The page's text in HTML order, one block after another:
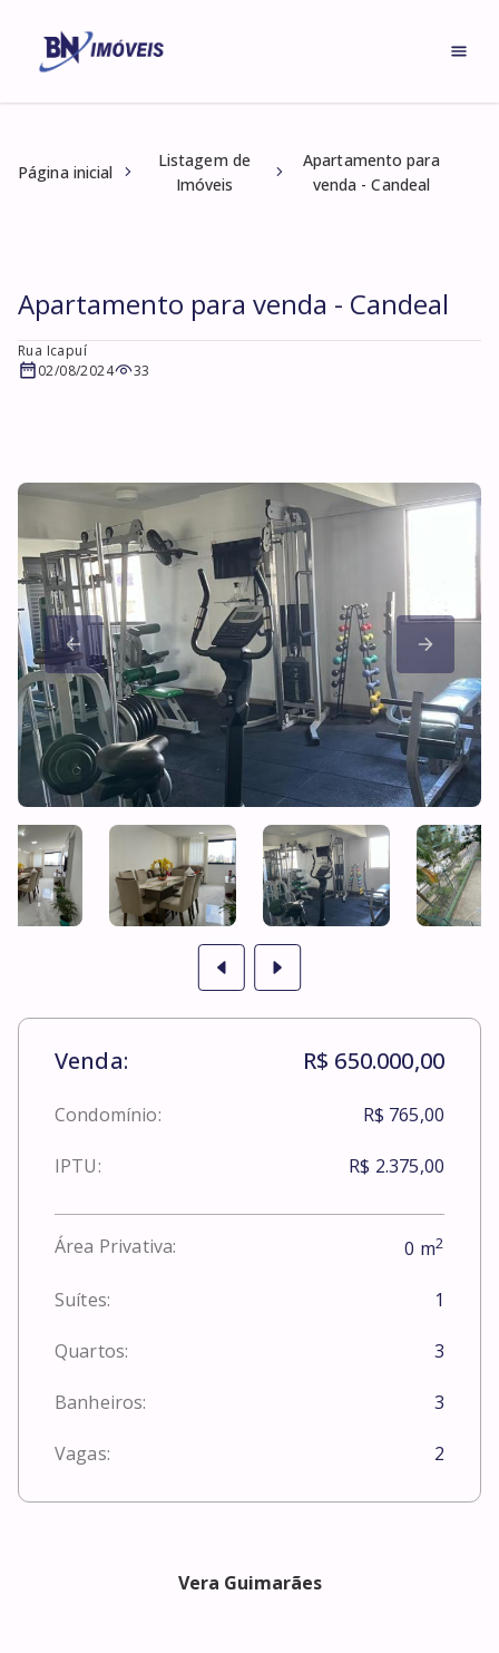
Página inicial
Listagem de
Imóveis
Apartamento para
venda - Candeal
Apartamento para venda - Candeal
Rua Icapuí
02/08/2024
33
Venda: R$ 650.000,00
Condomínio: R$ 765,00
IPTU: R$ 2.375,00
Área Privativa: 0 m2
Suítes: 1
Quartos: 3
Banheiros: 3
Vagas: 2
Vera Guimarães